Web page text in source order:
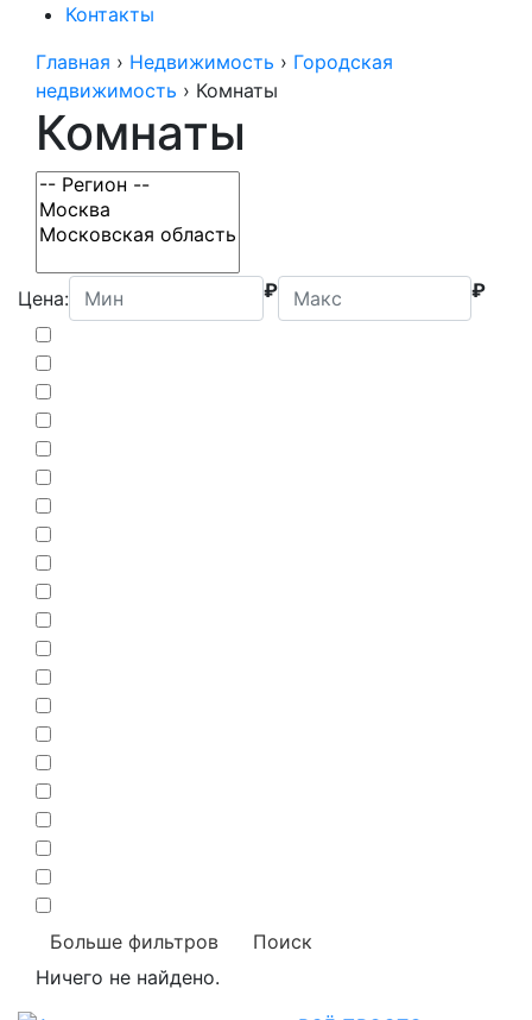
Контакты
Главная › Недвижимость › Городская
недвижимость › Комнаты
Комнаты
Цена: ₽ ₽
Больше фильтров
Поиск
Ничего не найдено.